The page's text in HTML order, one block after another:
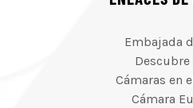
Embajada
Cámaras en
Cámara